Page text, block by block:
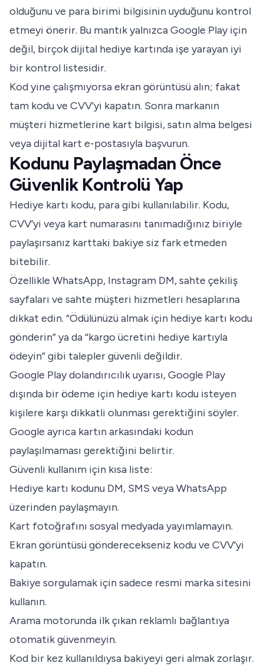
olduğunu ve para birimi bilgisinin uyduğunu kontrol
etmeyi önerir. Bu mantık yalnızca Google Play için
değil, birçok dijital hediye kartında işe yarayan iyi
bir kontrol listesidir.
Kod yine çalışmıyorsa ekran görüntüsü alın; fakat
tam kodu ve CVV’yi kapatın. Sonra markanın
müşteri hizmetlerine kart bilgisi, satın alma belgesi
veya dijital kart e-postasıyla başvurun.
Kodunu Paylaşmadan Önce
Güvenlik Kontrolü Yap
Hediye kartı kodu, para gibi kullanılabilir. Kodu,
CVV’yi veya kart numarasını tanımadığınız biriyle
paylaşırsanız karttaki bakiye siz fark etmeden
bitebilir.
Özellikle WhatsApp, Instagram DM, sahte çekiliş
sayfaları ve sahte müşteri hizmetleri hesaplarına
dikkat edin. “Ödülünüzü almak için hediye kartı kodu
gönderin” ya da “kargo ücretini hediye kartıyla
ödeyin” gibi talepler güvenli değildir.
Google Play dolandırıcılık uyarısı, Google Play
dışında bir ödeme için hediye kartı kodu isteyen
kişilere karşı dikkatli olunması gerektiğini söyler.
Google ayrıca kartın arkasındaki kodun
paylaşılmaması gerektiğini belirtir.
Güvenli kullanım için kısa liste:
Hediye kartı kodunu DM, SMS veya WhatsApp
üzerinden paylaşmayın.
Kart fotoğrafını sosyal medyada yayımlamayın.
Ekran görüntüsü gönderecekseniz kodu ve CVV’yi
kapatın.
Bakiye sorgulamak için sadece resmi marka sitesini
kullanın.
Arama motorunda ilk çıkan reklamlı bağlantıya
otomatik güvenmeyin.
Kod bir kez kullanıldıysa bakiyeyi geri almak zorlaşır.